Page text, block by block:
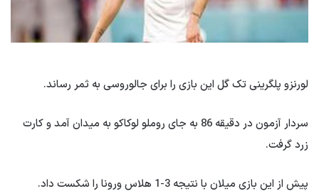
لورنزو پلگرینی تک گل این بازی را برای جالوروسی به ثمر رساند.
سردار آزمون در دقیقه 86 به جای روملو لوکاکو به میدان آمد و کارت
زرد گرفت.
پیش از این بازی میلان با نتیجه 3-1 هلاس ورونا را شکست داد.